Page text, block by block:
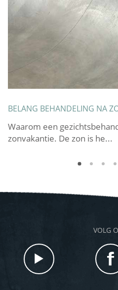
BELANG BEHANDELING NA
Waarom een
zonvakantie. De zon is he...
VOLG